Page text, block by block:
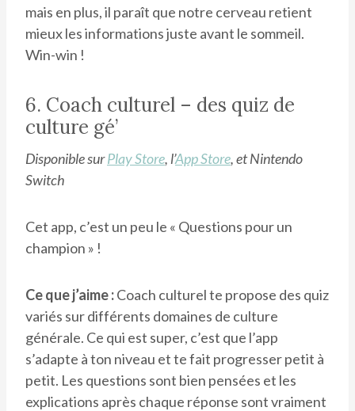
mais en plus, il paraît que notre cerveau retient
mieux les informations juste avant le sommeil.
Win-win !
6. Coach culturel – des quiz de
culture gé’
Disponible surPlay Store, l’App Store, et Nintendo
Switch
Cet app, c’est un peu le « Questions pour un
champion » !
Ce que j’aime :Coach culturel te propose des quiz
variés sur différents domaines de culture
générale. Ce qui est super, c’est que l’app
s’adapte à ton niveau et te fait progresser petit à
petit. Les questions sont bien pensées et les
explications après chaque réponse sont vraiment